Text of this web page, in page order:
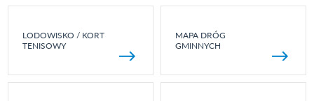
LODOWISKO / KORT
TENISOWY
MAPA DRÓG
GMINNYCH